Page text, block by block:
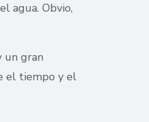
agua. Obvio,
un gran
el tiempo y el